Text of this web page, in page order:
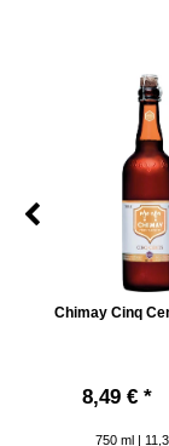
Chimay Cinq
8,49 € *
750 ml |